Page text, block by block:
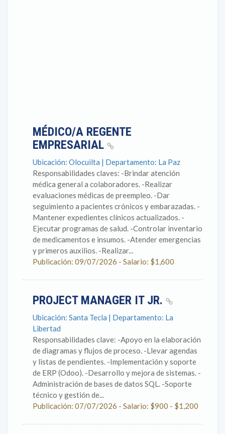
MÉDICO/A REGENTE
EMPRESARIAL
Ubicación: Olocuilta | Departamento: La Paz
Responsabilidades claves: -Brindar atención
médica general a colaboradores. -Realizar
evaluaciones médicas de preempleo. -Dar
seguimiento a pacientes crónicos y embarazadas. -
Mantener expedientes clínicos actualizados. -
Ejecutar programas de salud. -Controlar inventario
de medicamentos e insumos. -Atender emergencias
y primeros auxilios. -Realizar...
Publicación: 09/07/2026 - Salario: $1,600
PROJECT MANAGER IT JR.
Ubicación: Santa Tecla | Departamento: La
Libertad
Responsabilidades clave: -Apoyo en la elaboración
de diagramas y flujos de proceso. -Llevar agendas
y listas de pendientes. -Implementación y soporte
de ERP (Odoo). -Desarrollo y mejora de sistemas. -
Administración de bases de datos SQL. -Soporte
técnico y gestión de...
Publicación: 07/07/2026 - Salario: $900 - $1,200